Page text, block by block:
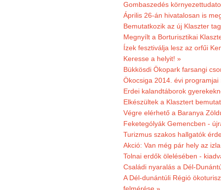
Gombaszedés
Április 26-án hivatalosan is
Bemutatkozik az új Klaszter
Megnyílt a Borturisztikai
Ízek fesztiválja lesz az orfűi
Keresse a helyit! »
Bükkösdi Ökopark farsangi
Ökocsiga 2014. évi programjai
Erdei kalandtáborok
Elkészültek a Klasztert
Végre elérhető a Baranya
Feketególyák Gemencben -
Turizmus szakos hallgatók
Akció: Van még pár hely az
Tolnai erdők ölelésében -
Családi nyaralás a Dél-
A Dél-dunántúli Régió